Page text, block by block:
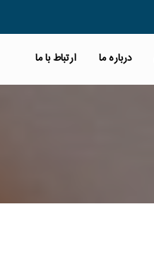
درباره ما ارتباط با ما